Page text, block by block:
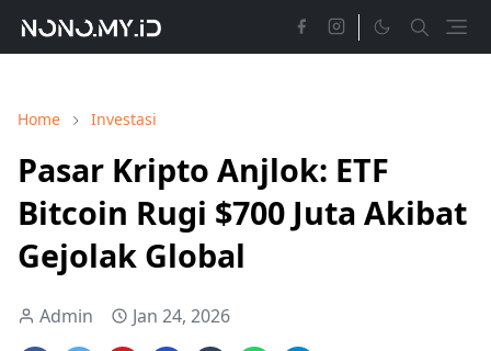
Home Investasi
Pasar Kripto Anjlok: ETF
Bitcoin Rugi $700 Juta Akibat
Gejolak Global
Admin Jan 24, 2026